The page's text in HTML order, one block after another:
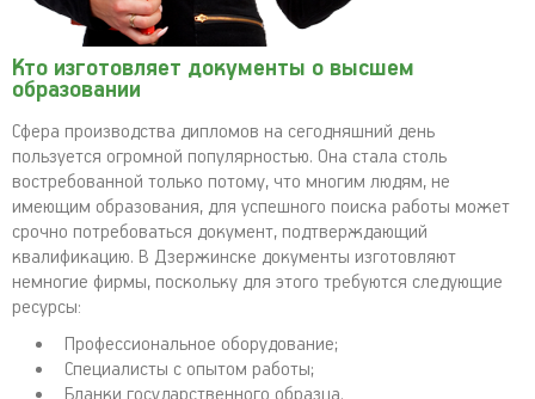
Кто изготовляет документы о высшем
образовании
Сфера производства дипломов на сегодняшний день
пользуется огромной популярностью. Она стала столь
востребованной только потому, что многим людям, не
имеющим образования, для успешного поиска работы может
срочно потребоваться документ, подтверждающий
квалификацию. В Дзержинске документы изготовляют
немногие фирмы, поскольку для этого требуются следующие
ресурсы:
Профессиональное оборудование;
Специалисты с опытом работы;